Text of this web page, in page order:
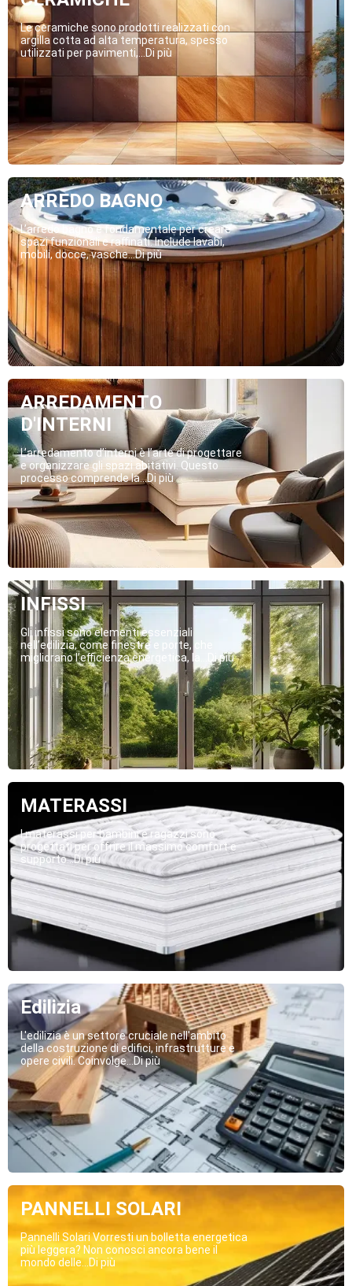
Le ceramiche sono prodotti realizzati con
argilla cotta ad alta temperatura, spesso
utilizzati per pavimenti,...Di più
ARREDO BAGNO
L’arredo bagno è fondamentale per creare
spazi funzionali e raffinati. Include lavabi,
mobili, docce, vasche...Di più
ARREDAMENTO
D'INTERNI
L’arredamento d’interni è l’arte di progettare
e organizzare gli spazi abitativi. Questo
processo comprende la...Di più
INFISSI
Gli infissi sono elementi essenziali
nell’edilizia, come finestre e porte, che
migliorano l’efficienza energetica, la...Di più
MATERASSI
I materassi per bambini e ragazzi sono
progettati per offrire il massimo comfort e
supporto...Di più
Edilizia
L'edilizia è un settore cruciale nell'ambito
della costruzione di edifici, infrastrutture e
opere civili. Coinvolge...Di più
PANNELLI SOLARI
Pannelli Solari Vorresti un bolletta energetica
più leggera? Non conosci ancora bene il
mondo delle...Di più